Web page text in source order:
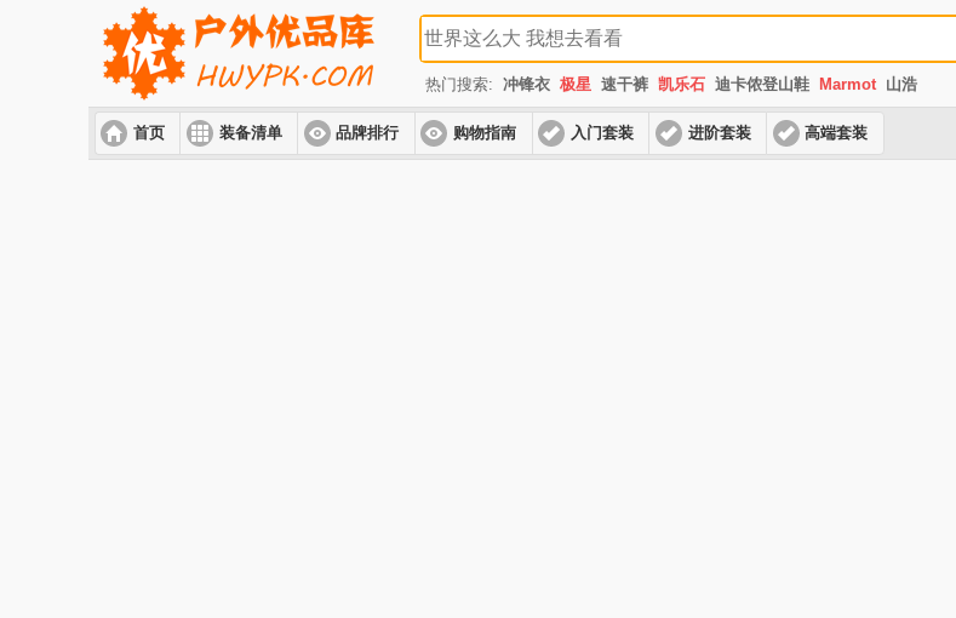
热门搜索: 冲锋衣 极星 速干裤 凯乐石 迪卡侬登山鞋 Marmot 山浩
首页 装备清单 品牌排行 购物指南 入门套装 进阶套装 高端套装